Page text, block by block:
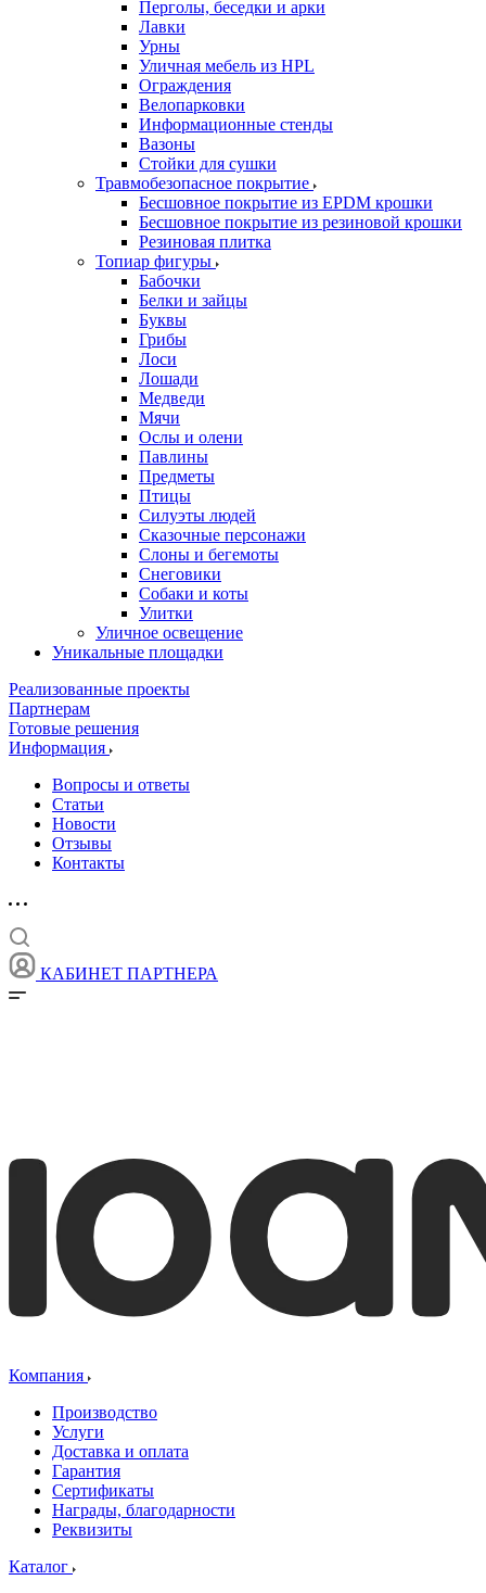
Перголы, беседки и арки
Лавки
Урны
Уличная мебель из HPL
Ограждения
Велопарковки
Информационные стенды
Вазоны
Стойки для сушки
Травмобезопасное покрытие
Бесшовное покрытие из EPDM крошки
Бесшовное покрытие из резиновой крошки
Резиновая плитка
Топиар фигуры
Бабочки
Белки и зайцы
Буквы
Грибы
Лоси
Лошади
Медведи
Мячи
Ослы и олени
Павлины
Предметы
Птицы
Силуэты людей
Сказочные персонажи
Слоны и бегемоты
Снеговики
Собаки и коты
Улитки
Уличное освещение
Уникальные площадки
Реализованные проекты
Партнерам
Готовые решения
Информация
Вопросы и ответы
Статьи
Новости
Отзывы
Контакты
КАБИНЕТ ПАРТНЕРА
Компания
Производство
Услуги
Доставка и оплата
Гарантия
Сертификаты
Награды, благодарности
Реквизиты
Каталог